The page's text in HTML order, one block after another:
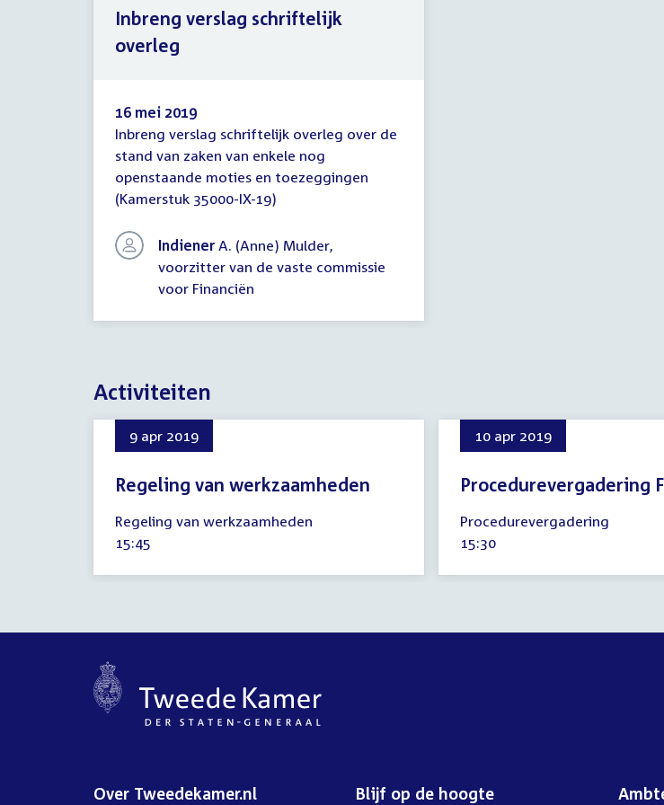
Inbreng
verslag
schriftelijk
overleg
16 mei 2019
Inbreng verslag schriftelijk overleg over de
stand van zaken van enkele nog
openstaande moties en toezeggingen
(Kamerstuk 35000-IX-19)
Indiener A. (Anne) Mulder,
voorzitter van de vaste commissie
voor Financiën
Inbreng verslag schriftelijk
overleg
Activiteiten
9 apr 2019
Regeling van werkzaamheden
april
2019
Regeling van werkzaamheden
Tijd
15:45
10 apr 2019
Procedurevergadering
april
2019
Procedurevergadering
Tijd
15:30
Over Tweedekamer.nl Blijf op de hoogte